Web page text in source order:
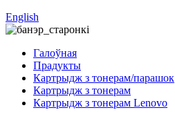
English
Галоўная
Прадукты
Картрыдж з тонерам/парашок
Картрыдж з тонерам
Картрыдж з тонерам Lenovo